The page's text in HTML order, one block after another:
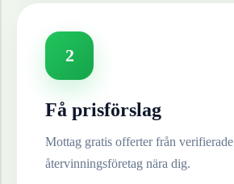
2
Få prisförslag
Mottag gratis offerter från verifierade
återvinningsföretag nära dig.